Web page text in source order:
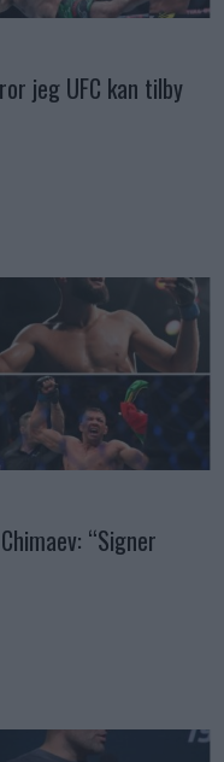
jeg UFC kan tilby
“Signer